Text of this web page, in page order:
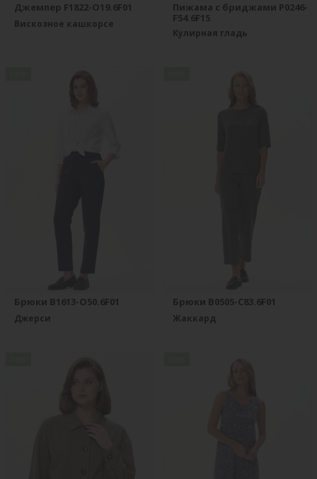
Джемпер F1822-O19.6F01
Вискозное кашкорсе
Пижама с бриджами P0246-
F54.6F15
Кулирная гладь
Брюки B1613-O50.6F01
Джерси
Брюки B0505-C83.6F01
Жаккард